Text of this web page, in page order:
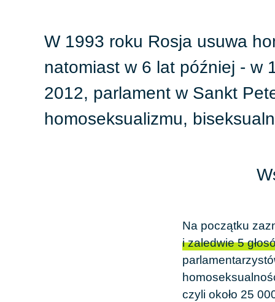
W 1993 roku Rosja usuwa
natomiast w 6 lat później - w
2012, parlament w Sankt
homoseksualizmu,
Na początku
i zaledwie5
czyli około 25